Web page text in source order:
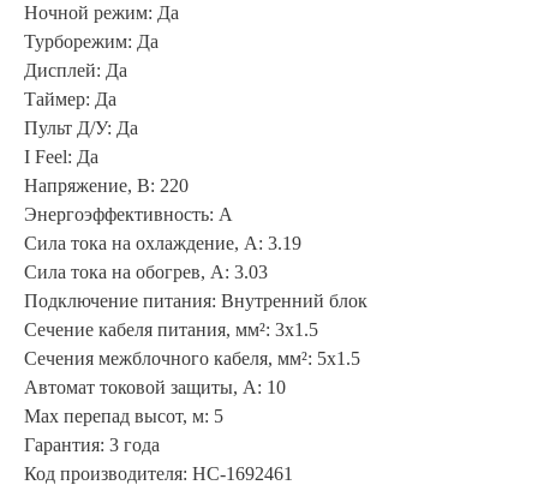
Ночной режим: Да
Турборежим: Да
Дисплей: Да
Таймер: Да
Пульт Д/У: Да
I Feel: Да
Напряжение, В: 220
Энергоэффективность: A
Сила тока на охлаждение, А: 3.19
Сила тока на обогрев, А: 3.03
Подключение питания: Внутренний блок
Сечение кабеля питания, мм²: 3x1.5
Сечения межблочного кабеля, мм²: 5x1.5
Автомат токовой защиты, А: 10
Max перепад высот, м: 5
Гарантия: 3 года
Код производителя: НС-1692461